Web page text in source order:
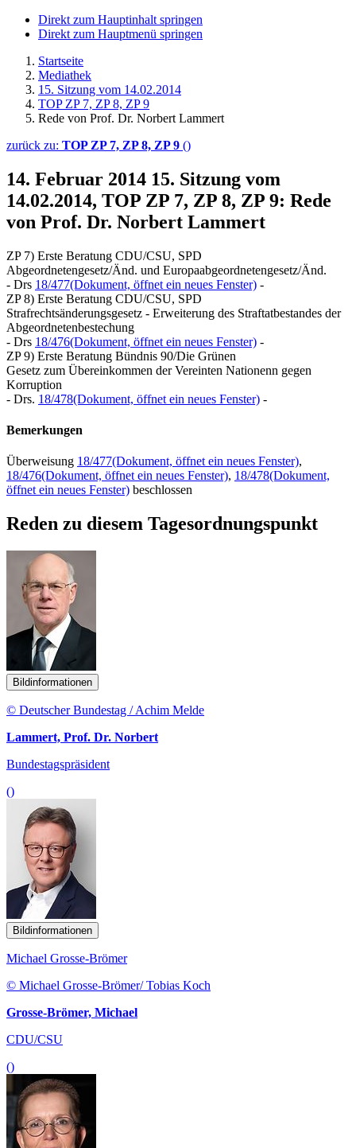
Direkt zum Hauptinhalt springen
Direkt zum Hauptmenü springen
Startseite
Mediathek
15. Sitzung vom 14.02.2014
TOP ZP 7, ZP 8, ZP 9
Rede von Prof. Dr. Norbert Lammert
zurück zu: TOP ZP 7, ZP 8, ZP 9 ()
14. Februar 2014 15. Sitzung vom
14.02.2014, TOP ZP 7, ZP 8, ZP 9: Rede
von Prof. Dr. Norbert Lammert
ZP 7) Erste Beratung CDU/CSU, SPD
Abgeordnetengesetz/Änd. und Europaabgeordnetengesetz/Änd.
- Drs 18/477(Dokument, öffnet ein neues Fenster) -
ZP 8) Erste Beratung CDU/CSU, SPD
Strafrechtsänderungsgesetz - Erweiterung des Straftatbestandes der
Abgeordnetenbestechung
- Drs 18/476(Dokument, öffnet ein neues Fenster) -
ZP 9) Erste Beratung Bündnis 90/Die Grünen
Gesetz zum Übereinkommen der Vereinten Nationenn gegen
Korruption
- Drs. 18/478(Dokument, öffnet ein neues Fenster) -
Bemerkungen
Überweisung 18/477(Dokument, öffnet ein neues Fenster),
18/476(Dokument, öffnet ein neues Fenster), 18/478(Dokument,
öffnet ein neues Fenster) beschlossen
Reden zu diesem Tagesordnungspunkt
Bildinformationen
© Deutscher Bundestag / Achim Melde
Lammert, Prof. Dr. Norbert
Bundestagspräsident
()
Bildinformationen
Michael Grosse-Brömer
© Michael Grosse-Brömer/ Tobias Koch
Grosse-Brömer, Michael
CDU/CSU
()